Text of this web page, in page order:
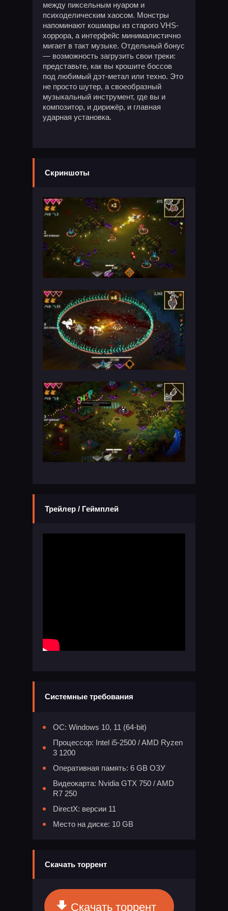
между пиксельным нуаром и
психоделическим хаосом. Монстры
напоминают кошмары из старого VHS-
хоррора, а интерфейс минималистично
мигает в такт музыке. Отдельный бонус
— возможность загрузить свои треки:
представьте, как вы крошите боссов
под любимый дэт-метал или техно. Это
не просто шутер, а своеобразный
музыкальный инструмент, где вы и
композитор, и дирижёр, и главная
ударная установка.
Скриншоты
Трейлер / Геймплей
Системные требования
ОС: Windows 10, 11 (64-bit)
Процессор: Intel i5-2500 / AMD Ryzen
3 1200
Оперативная память: 6 GB ОЗУ
Видеокарта: Nvidia GTX 750 / AMD
R7 250
DirectX: версии 11
Место на диске: 10 GB
Скачать торрент
Скачать торрент